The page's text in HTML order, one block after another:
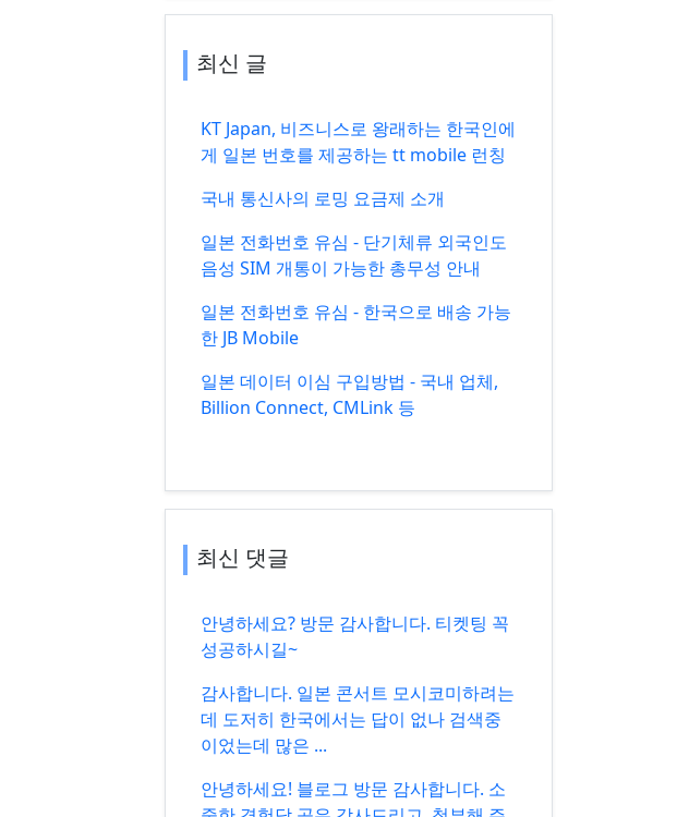
최신 글
KT Japan, 비즈니스로 왕래하는 한국인에
게 일본 번호를 제공하는 tt mobile 런칭
국내 통신사의 로밍 요금제 소개
일본 전화번호 유심 - 단기체류 외국인도
음성 SIM 개통이 가능한 총무성 안내
일본 전화번호 유심 - 한국으로 배송 가능
한 JB Mobile
일본 데이터 이심 구입방법 - 국내 업체,
Billion Connect, CMLink 등
최신 댓글
안녕하세요? 방문 감사합니다. 티켓팅 꼭
성공하시길~
감사합니다. 일본 콘서트 모시코미하려는
데 도저히 한국에서는 답이 없나 검색중
이었는데 많은 ...
안녕하세요! 블로그 방문 감사합니다. 소